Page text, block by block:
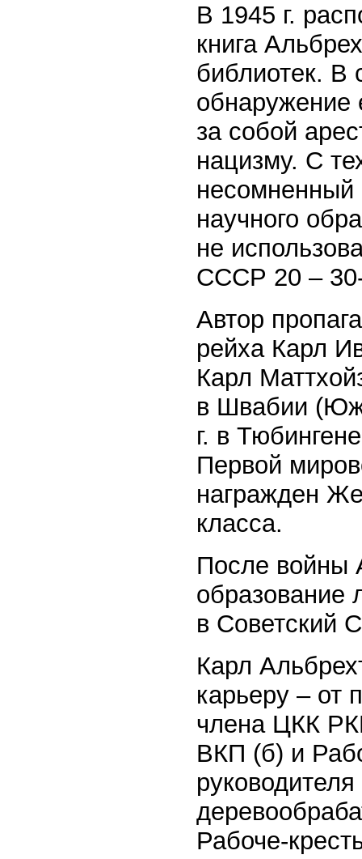
В 1945 г.
книга
библиотек. В
обнаружение
за собой
нацизму. С
несомненный
научного
не
СССР 20 – 30-
Автор
рейха Карл
Карл
в Швабии
г. в
Первой
награжден
класса.
После войны
образование
в Советский
Карл
карьеру – от
члена ЦКК
ВКП (б) и
Рабоче-